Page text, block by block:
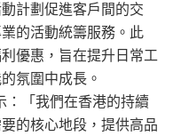
計劃促進客戶間的交
的活動統籌服務。此
優惠，旨在提升日常工
氛圍中成長。
：「我們在香港的持續
的核心地段，提供高品